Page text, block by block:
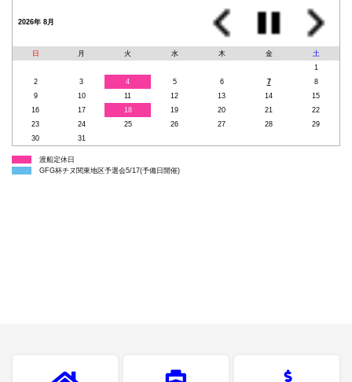
2026年 8月
日 月 火 水 木 金
土
1
2
3 4 5 6 7
8
9
10 11 12 13 14
15
16
17 18 19 20 21
22
23
24 25 26 27 28
29
30
31
渡船定休日
GFG杯チヌ関東地区予選会5/17(予備日開催)